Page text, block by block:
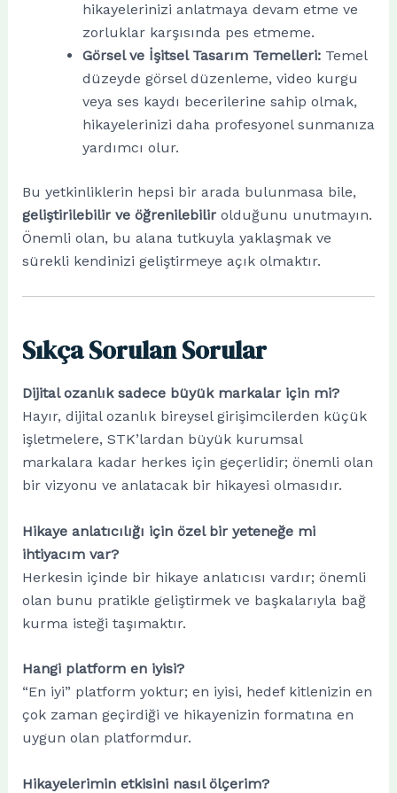
hikayelerinizi anlatmaya devam etme ve
zorluklar karşısında pes etmeme.
Görsel ve İşitsel Tasarım Temelleri:Temel
düzeyde görsel düzenleme, video kurgu
veya ses kaydı becerilerine sahip olmak,
hikayelerinizi daha profesyonel sunmanıza
yardımcı olur.
Bu yetkinliklerin hepsi bir arada bulunmasa bile,
geliştirilebilir ve öğrenilebilirolduğunu unutmayın.
Önemli olan, bu alana tutkuyla yaklaşmak ve
sürekli kendinizi geliştirmeye açık olmaktır.
Sıkça Sorulan Sorular
Dijital ozanlık sadece büyük markalar için mi?
Hayır, dijital ozanlık bireysel girişimcilerden küçük
işletmelere, STK’lardan büyük kurumsal
markalara kadar herkes için geçerlidir; önemli olan
bir vizyonu ve anlatacak bir hikayesi olmasıdır.
Hikaye anlatıcılığı için özel bir yeteneğe mi
ihtiyacım var?
Herkesin içinde bir hikaye anlatıcısı vardır; önemli
olan bunu pratikle geliştirmek ve başkalarıyla bağ
kurma isteği taşımaktır.
Hangi platform en iyisi?
“En iyi” platform yoktur; en iyisi, hedef kitlenizin en
çok zaman geçirdiği ve hikayenizin formatına en
uygun olan platformdur.
Hikayelerimin etkisini nasıl ölçerim?